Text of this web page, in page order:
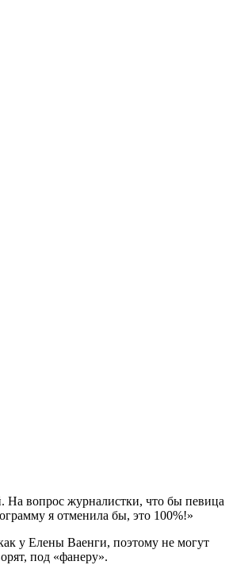
На вопрос журналистки, что бы певица
я отменила бы, это 100%!»
у Елены Ваенги, поэтому не могут
под «фанеру».